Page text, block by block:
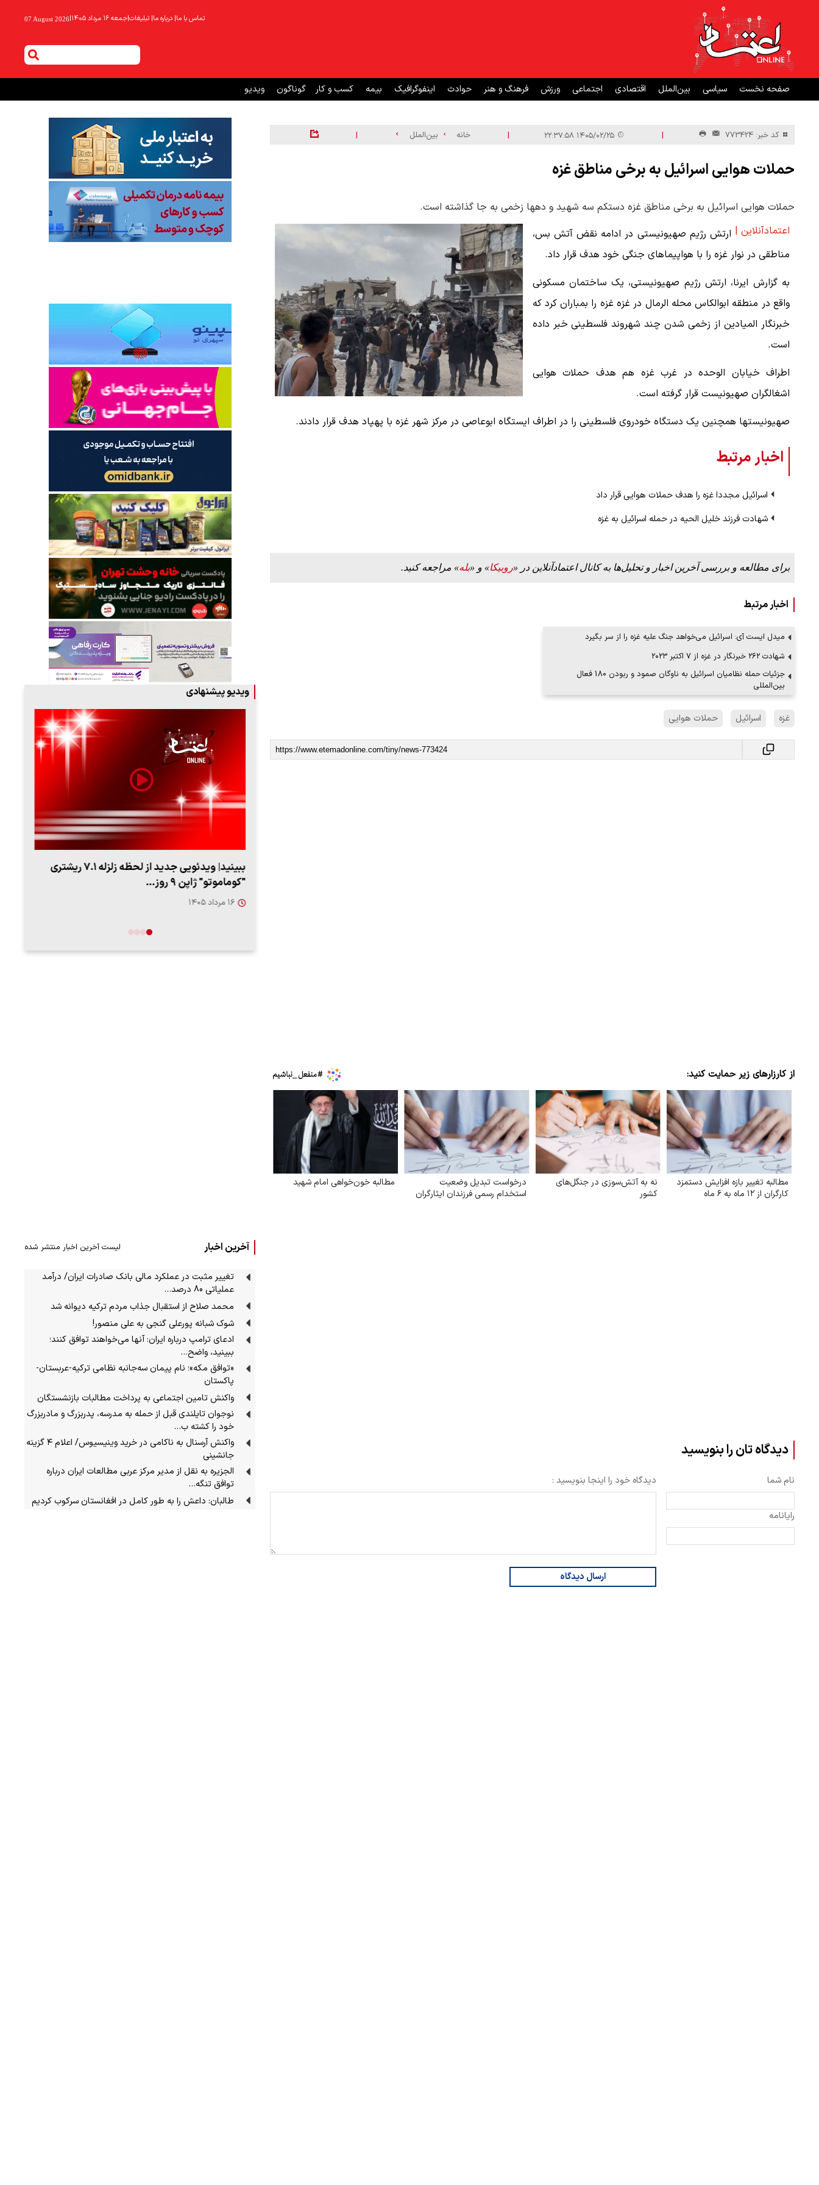
تماس با ما| درباره ما| تبلیغات|جمعه ۱۶ مرداد ۱۴۰۵ |
07 August 2026
صفحه نخست سیاسی بین‌الملل اقتصادی اجتماعی ورزش فرهنگ و هنر حوادث اینفوگرافیک بیمه کسب و کار گوناگون ویدیو
کد خبر: 773424 |
| خانه بین‌الملل |
حملات هوایی اسرائیل به برخی مناطق غزه
حملات هوایی اسرائیل به برخی مناطق غزه دستکم سه شهید و دهها زخمی به جا گذاشته است.
اعتمادآنلاین | ارتش رژیم صهیونیستی در ادامه نقض آتش بس،
مناطقی در نوار غزه را با هواپیماهای جنگی خود هدف قرار داد.
به گزارش ایرنا، ارتش رژیم صهیونیستی، یک ساختمان مسکونی
واقع در منطقه ابوالکاس محله الرمال در غزه غزه را بمباران کرد که
خبرنگار المیادین از زخمی شدن چند شهروند فلسطینی خبر داده
است.
اطراف خیابان الوحده در غرب غزه هم هدف حملات هوایی
اشغالگران صهیونیست قرار گرفته است.
صهیونیستها همچنین یک دستگاه خودروی فلسطینی را در اطراف ایستگاه ابوعاصی در مرکز شهر غزه با پهپاد هدف قرار دادند.
اخبار مرتبط
اسرائیل مجددا غزه را هدف حملات هوایی قرار داد
شهادت فرزند خلیل الحیه در حمله اسرائیل به غزه
برای مطالعه و بررسی آخرین اخبار و تحلیل‌ها به کانال اعتمادآنلاین در «روبیکا» و «بله» مراجعه کنید.
اخبار مرتبط
میدل ایست آی: اسرائیل می‌خواهد جنگ علیه غزه را از سر بگیرد
شهادت ۲۶۲ خبرنگار در غزه از ۷ اکتبر ۲۰۲۳
جزئیات حمله نظامیان اسرائیل به ناوگان صمود و ربودن 180 فعال
بین‌المللی
غزه اسرائیل حملات هوایی
از کارزارهای زیر حمایت کنید:
مطالبه تغییر بازه افزایش دستمزد
کارگران از ۱۲ ماه به ۶ ماه
نه به آتش‌سوزی در جنگل‌های
کشور
درخواست تبدیل وضعیت
استخدام رسمی فرزندان ایثارگران
مطالبه خون‌خواهی امام شهید
دیدگاه تان را بنویسید
نام شما
رایانامه
دیدگاه خود را اینجا بنویسید :
ارسال دیدگاه
ویدیو پیشنهادی
ببینید| ویدئویی جدید از لحظه زلزله ۷.۱ ریشتری
"کوماموتو" ژاپن ۹ روز…
۱۶ مرداد ۱۴۰۵
آخرین اخبار لیست آخرین اخبار منتشر شده
تغییر مثبت در عملکرد مالی بانک صادرات ایران/ درآمد
عملیاتی 80 درصد…
محمد صلاح از استقبال جذاب مردم ترکیه دیوانه شد
شوک شبانه پورعلی گنجی به علی منصور!
ادعای ترامپ درباره ایران: آنها می‌خواهند توافق کنند؛
ببینید، واضح…
«توافق مکه»؛ نام پیمان سه‌جانبه نظامی ترکیه-عربستان-
پاکستان
واکنش تامین اجتماعی به پرداخت مطالبات بازنشستگان
نوجوان تایلندی قبل از حمله به مدرسه، پدربزرگ و مادربزرگ
خود را کشته ب…
واکنش آرسنال به ناکامی در خرید وینیسیوس/ اعلام ۴ گزینه
جانشینی
الجزیره به نقل از مدیر مرکز عربی مطالعات ایران درباره
توافق تنگه…
طالبان: داعش را به طور کامل در افغانستان سرکوب کردیم